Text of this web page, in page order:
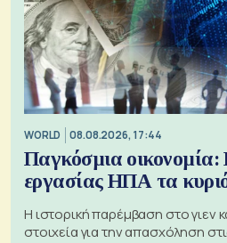
WORLD 08.08.2026, 17:44
Παγκόσμια οικονομία:
εργασίας ΗΠΑ τα
Η ιστορική παρέμβαση στο γιεν
στοιχεία για την απασχόληση